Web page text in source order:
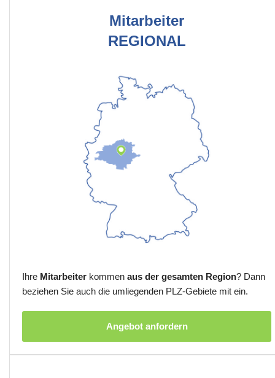
Mitarbeiter
REGIONAL
Ihre Mitarbeiter kommen aus der gesamten Region? Dann
beziehen Sie auch die umliegenden PLZ-Gebiete mit ein.
Angebot anfordern